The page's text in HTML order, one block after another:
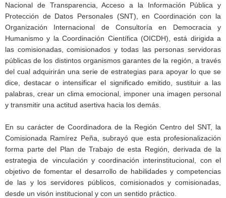
Nacional de Transparencia, Acceso a la Información Pública y
Protección de Datos Personales (SNT), en Coordinación con la
Organización Internacional de Consultoría en Democracia y
Humanismo y la Coordinación Científica (OICDH), está dirigida a
las comisionadas, comisionados y todas las personas servidoras
públicas de los distintos organismos garantes de la región, a través
del cual adquirirán una serie de estrategias para apoyar lo que se
dice, destacar o intensificar el significado emitido, sustituir a las
palabras, crear un clima emocional, imponer una imagen personal
y transmitir una actitud asertiva hacia los demás.
En su carácter de Coordinadora de la Región Centro del SNT, la
Comisionada Ramírez Peña, subrayó que esta profesionalización
forma parte del Plan de Trabajo de esta Región, derivada de la
estrategia de vinculación y coordinación interinstitucional, con el
objetivo de fomentar el desarrollo de habilidades y competencias
de las y los servidores públicos, comisionados y comisionadas,
desde un visón institucional y con un sentido práctico.